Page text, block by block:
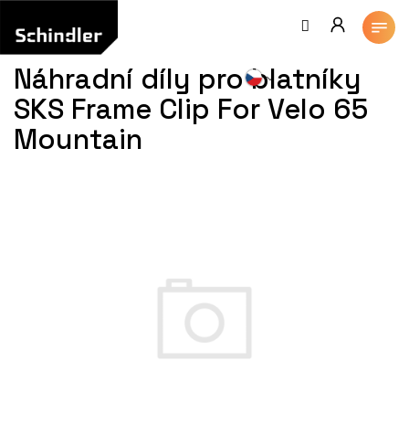
obsah
Náhradní díly pro blatníky
SKS Frame Clip For Velo 65
Mountain